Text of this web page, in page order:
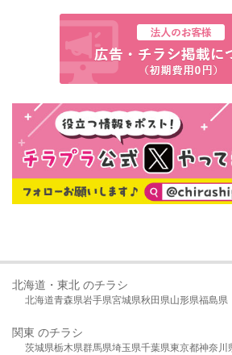
北海道・東北 のチラシ
北海道青森県岩手県宮城県秋田県山形県福島県
関東 のチラシ
茨城県栃木県群馬県埼玉県千葉県東京都神奈川